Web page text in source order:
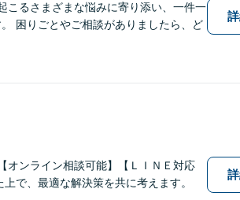
こるさまざまな悩みに寄り添い、一件一
困りごとやご相談がありましたら、ど
オンライン相談可能】【ＬＩＮＥ対応
で、最適な解決策を共に考えます。